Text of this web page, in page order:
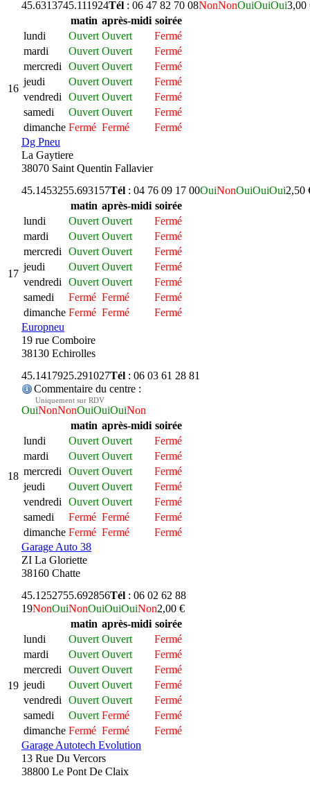
16
45.6313745.111924Tél : 06 47 82 70 08NonNonOuiOuiOui3,00
matin après-midi soirée
lundi
Ouvert Ouvert
Fermé
mardi
Ouvert Ouvert
Fermé
mercredi
Ouvert Ouvert
Fermé
jeudi
Ouvert Ouvert
Fermé
vendredi
Ouvert Ouvert
Fermé
samedi
Ouvert Ouvert
Fermé
dimanche Fermé Fermé Fermé
Dg Pneu
La Gaytiere
38070 Saint Quentin Fallavier
17
45.1453255.693157Tél : 04 76 09 17 00OuiNonOuiOuiOui2,50
matin après-midi soirée
lundi
Ouvert Ouvert
Fermé
mardi
Ouvert Ouvert
Fermé
mercredi
Ouvert Ouvert
Fermé
jeudi
Ouvert Ouvert
Fermé
vendredi
Ouvert Ouvert
Fermé
samedi
Fermé Fermé
Fermé
dimanche Fermé Fermé Fermé
Europneu
19 rue Comboire
38130 Echirolles
18
45.1417925.291027Tél : 06 03 61 28 81
Commentaire du centre :
Uniquement sur RDV
OuiNonNonOuiOuiOuiNon
matin après-midi soirée
lundi
Ouvert Ouvert
Fermé
mardi
Ouvert Ouvert
Fermé
mercredi
Ouvert Ouvert
Fermé
jeudi
Ouvert Ouvert
Fermé
vendredi
Ouvert Ouvert
Fermé
samedi
Fermé Fermé
Fermé
dimanche Fermé Fermé Fermé
Garage Auto 38
ZI La Gloriette
38160 Chatte
19
45.1252755.692856Tél : 06 02 62 88
19NonOuiNonOuiOuiOuiNon2,00 €
matin après-midi soirée
lundi
Ouvert Ouvert
Fermé
mardi
Ouvert Ouvert
Fermé
mercredi
Ouvert Ouvert
Fermé
jeudi
Ouvert Ouvert
Fermé
vendredi
Ouvert Ouvert
Fermé
samedi
Ouvert Fermé
Fermé
dimanche Fermé Fermé Fermé
Garage Autotech Evolution
13 Rue Du Vercors
38800 Le Pont De Claix